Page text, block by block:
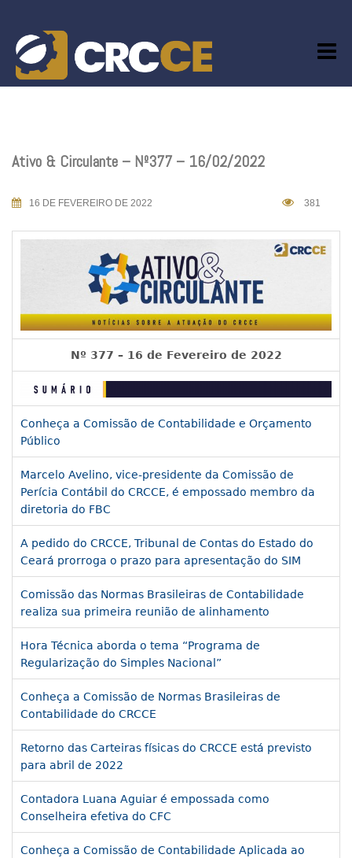
content
Ativo & Circulante – Nº377 – 16/02/2022
16 DE FEVEREIRO DE 2022 381
Nº 377 – 16 de Fevereiro de 2022
Conheça a Comissão de Contabilidade e Orçamento
Público
Marcelo Avelino, vice-presidente da Comissão de
Perícia Contábil do CRCCE, é empossado membro da
diretoria do FBC
A pedido do CRCCE, Tribunal de Contas do Estado do
Ceará prorroga o prazo para apresentação do SIM
Comissão das Normas Brasileiras de Contabilidade
realiza sua primeira reunião de alinhamento
Hora Técnica aborda o tema “Programa de
Regularização do Simples Nacional”
Conheça a Comissão de Normas Brasileiras de
Contabilidade do CRCCE
Retorno das Carteiras físicas do CRCCE está previsto
para abril de 2022
Contadora Luana Aguiar é empossada como
Conselheira efetiva do CFC
Conheça a Comissão de Contabilidade Aplicada ao